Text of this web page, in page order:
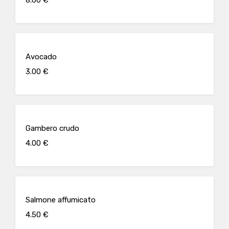
Avocado
3.00 €
Gambero crudo
4.00 €
Salmone affumicato
4.50 €